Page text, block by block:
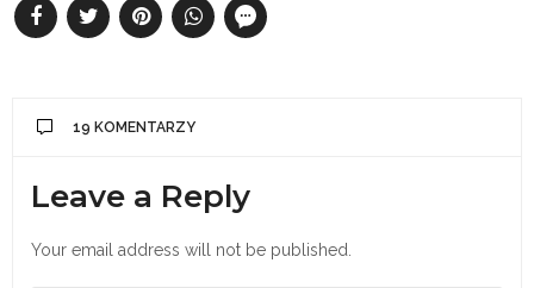
19 KOMENTARZY
Leave a Reply
Your email address will not be published.